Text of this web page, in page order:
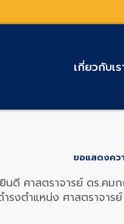
เกี่ยวกับเร
ขอแสดงคว
ศาสตราจารย์ ดร.คมก
ำรงตำแหน่ง ศาสตราจ